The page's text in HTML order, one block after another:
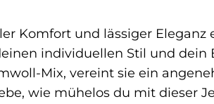
Komfort und lässiger Eleganz
individuellen Stil und dein
Mix, vereint sie ein
wie mühelos du mit dieser